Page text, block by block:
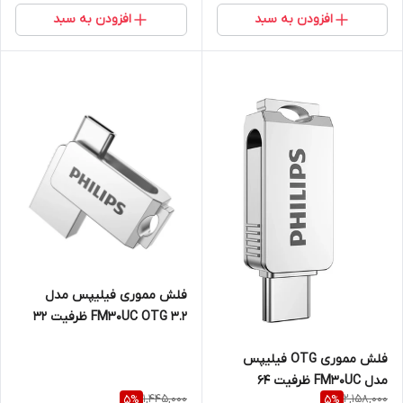
افزودن به سبد افزودن به سبد
فلش مموری OTG فیلیپس
مدل FM30UC ظرفیت 64
2,158,000
5%
فلش مموری فیلیپس مدل
FM30UC OTG 3.2 ظرفیت 32
1,445,000
5%